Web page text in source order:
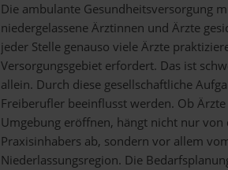
Die ambulante Gesundheitsversorgung
niedergelassene Ärztinnen und Ärzte
jeder Stelle genauso viele Ärzte
Versorgungsgebiet erfordert. Das ist
allein. Durch diese gesellschaftliche
Freiberufler beeinflusst werden. Ob
Umgebung eröffnen, hängt nicht nur
Praxisinhabers ab, sondern vor allem
Niederlassungsregion. Die